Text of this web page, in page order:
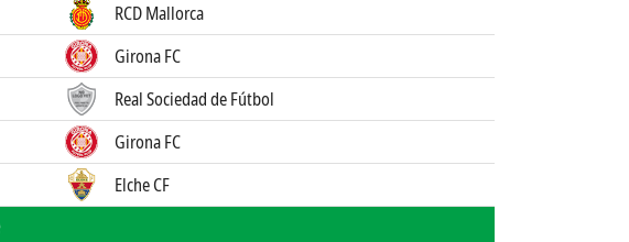
RCD Mallorca
Girona FC
Real Sociedad de Fútbol
Girona FC
Elche CF